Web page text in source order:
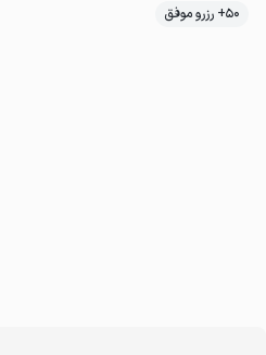
50+ رزرو موفق